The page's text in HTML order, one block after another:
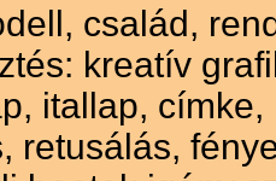
család,
kreatív
itallap,
retusálás,